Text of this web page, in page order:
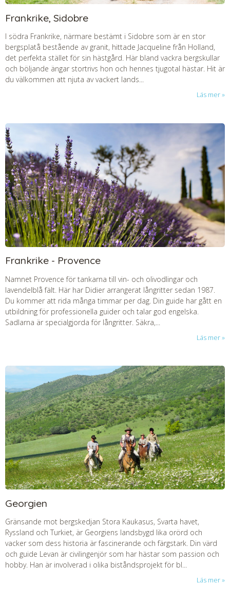
Frankrike, Sidobre
I södra Frankrike, närmare bestämt i Sidobre som är en stor
bergsplatå bestående av granit, hittade Jacqueline från Holland,
det perfekta stället för sin hästgård. Här bland vackra bergskullar
och böljande ängar stortrivs hon och hennes tjugotal hästar. Hit är
du välkommen att njuta av vackert lands...
Läs mer
Frankrike - Provence
Namnet Provence för tankarna till vin- och olivodlingar och
lavendelblå fält. Här har Didier arrangerat långritter sedan 1987.
Du kommer att rida många timmar per dag. Din guide har gått en
utbildning för professionella guider och talar god engelska.
Sadlarna är specialgjorda för långritter. Säkra,...
Läs mer
Georgien
Gränsande mot bergskedjan Stora Kaukasus, Svarta havet,
Ryssland och Turkiet, är Georgiens landsbygd lika orörd och
vacker som dess historia är fascinerande och färgstark. Din värd
och guide Levan är civilingenjör som har hästar som passion och
hobby. Han är involverad i olika biståndsprojekt för bl...
Läs mer